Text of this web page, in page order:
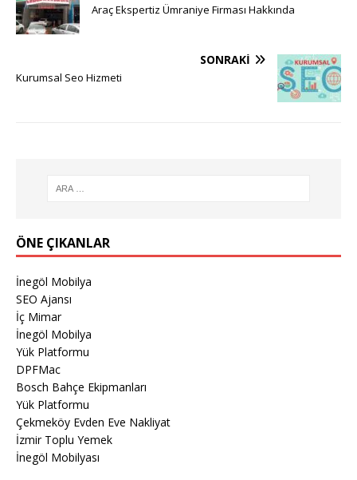
Araç Ekspertiz Ümraniye Firması Hakkında
SONRAKI
Kurumsal Seo Hizmeti
ÖNE ÇIKANLAR
İnegöl Mobilya
SEO Ajansı
İç Mimar
İnegöl Mobilya
Yük Platformu
DPFMac
Bosch Bahçe Ekipmanları
Yük Platformu
Çekmeköy Evden Eve Nakliyat
İzmir Toplu Yemek
İnegöl Mobilyası